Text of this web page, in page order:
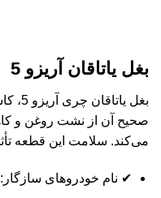
بغل یاتاقان آریزو 5
بغل
صحیح آن از نشت روغن و
می‌کند. سلامت این قطعه
✔ نام خودروهای سازگار: